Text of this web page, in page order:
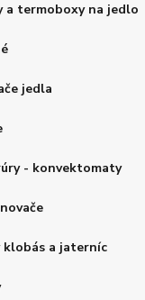
a termoboxy na jedlo
jedla
- konvektomaty
klobás a jaterníc